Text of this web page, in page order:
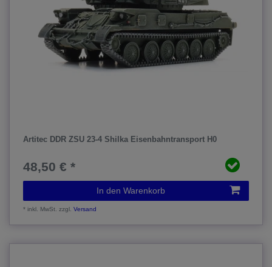
Artitec DDR ZSU 23-4 Shilka Eisenbahntransport H0
48,50 € *
In den Warenkorb
*inkl. MwSt. zzgl.Versand